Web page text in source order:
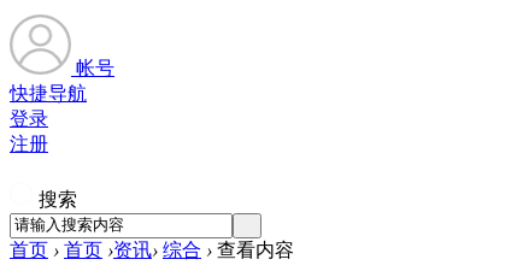
帐号
快捷导航
登录
注册
搜索
首页 › 首页 ›资讯› 综合 › 查看内容